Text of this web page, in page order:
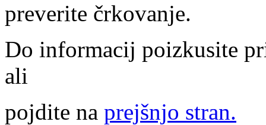
preverite črkovanje.
Do informacij poizkusite
ali
pojdite na prejšnjo stran.